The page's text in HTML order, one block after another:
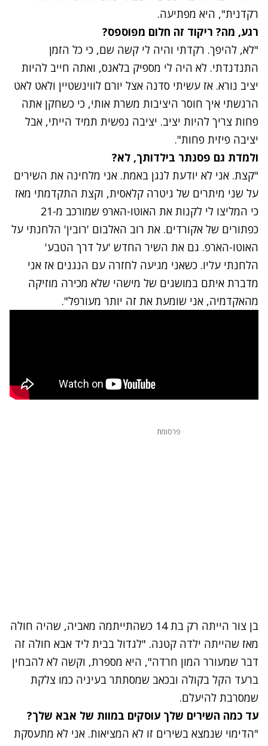
רקדנית", היא מפתיעה.
רגע, מה? ריקוד זה חלום מפוספס?
"לא, להיפך. רקדתי והיה לי קשה שם, כי כל הזמן
התנדנדתי. לא היה לי מספיק בלאנס, ואתה חייב להיות
יציב נורא. אז עשיתי סדנה אצל יורם לווינשטיין ולאט לאט
הרגשתי איך חוסר היציבות משרת אותי, כי כשחקן אתה
פחות צריך להיות יציב. יציבה נפשית תמיד הייתי, אבל
יציבה פיזית פחות".
ולמדת גם פסנתר בילדותך, לא?
"קצת. אני לא יודעת לנגן באמת. אני מלחינה את השירים
על שני מיתרים של גיטרה קלאסית, וקצת התקדמתי מאז
כי המליצו לי לקנות את האוטו-הארפ שמורכב מ-21
כפתורים של אקורדים. את רוב האלבום 'רובין' הלחנתי על
האוטו-הארפ. גם את השיר החדש 'על דרך הטבע'
הלחנתי עליו. כשאני מגיעה לחזרה עם הנגנים אז אני
מדברת איתם במושגים של מישהי שלא מכירה מוזיקה
מהאקדמיה, אני שומעת את זה יותר מעורפל".
פרסומת
בן צור הייתה רק בת 14 כשהתייתמה מאביה, שהיה חולה
מאז שהייתה ילדה קטנה. "לגדול בבית ליד אבא חולה זה
דבר שמעורר המון חרדה", היא מספרת, וקשה לא להבחין
ברעד הקל בקולה ובכאב שמסתתר בעיניה כמו צלקת
שמסרבת להיעלם.
עד כמה השירים שלך עוסקים במוות של אבא שלך?
"הדימוי שנמצא בשירים זו לא המציאות. אני לא מתעסקת